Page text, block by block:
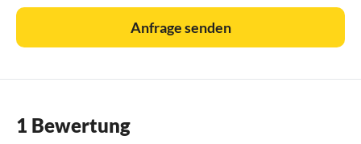
Anfrage senden
1 Bewertung